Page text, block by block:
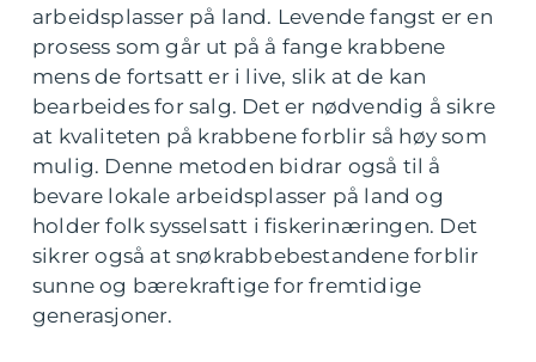
arbeidsplasser på land. Levende fangst er en
prosess som går ut på å fange krabbene
mens de fortsatt er i live, slik at de kan
bearbeides for salg. Det er nødvendig å sikre
at kvaliteten på krabbene forblir så høy som
mulig. Denne metoden bidrar også til å
bevare lokale arbeidsplasser på land og
holder folk sysselsatt i fiskerinæringen. Det
sikrer også at snøkrabbebestandene forblir
sunne og bærekraftige for fremtidige
generasjoner.